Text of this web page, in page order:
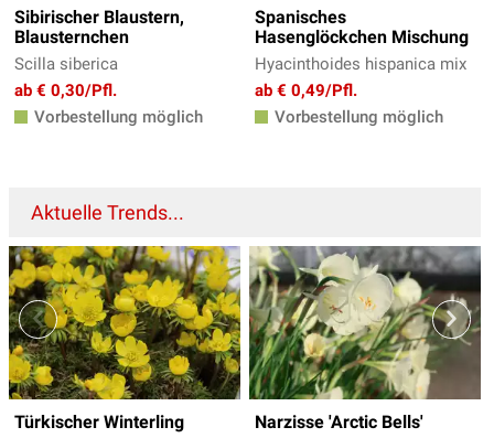
Sibirischer Blaustern,
Blausternchen
Scilla siberica
ab € 0,30/Pfl.
Vorbestellung möglich
Spanisches
Hasenglöckchen Mischung
Hyacinthoides hispanica mix
ab € 0,49/Pfl.
Vorbestellung möglich
Aktuelle Trends...
Türkischer Winterling Narzisse 'Arctic Bells'